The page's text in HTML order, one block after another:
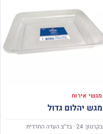
מגשי אירוח
מגש יהלום גדול
בקרטון: 24 · בד"צ העדה החרדית